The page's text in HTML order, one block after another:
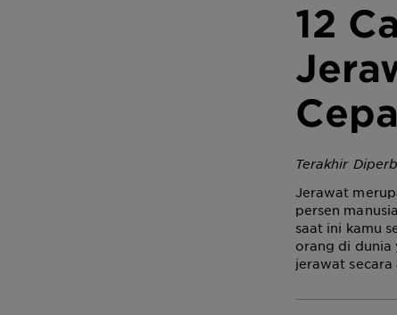
12
Terakhir
Jerawat
persen
saat ini kamu
orang di dunia
jerawat